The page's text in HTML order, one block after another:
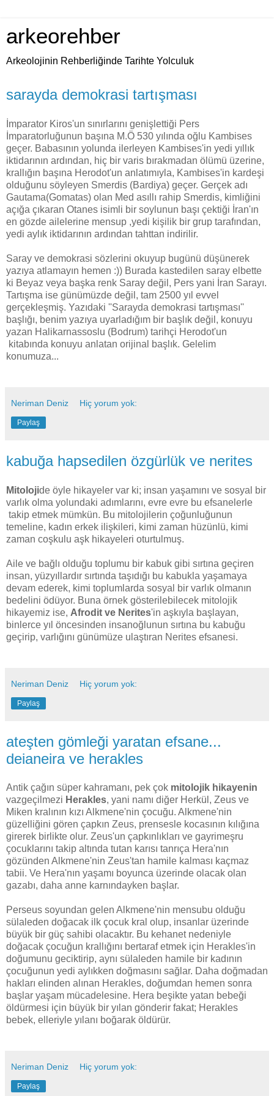
arkeorehber
Arkeolojinin Rehberliğinde Tarihte Yolculuk
sarayda demokrasi tartışması
İmparator Kiros'un sınırlarını genişlettiği Pers
İmparatorluğunun başına M.Ö 530 yılında oğlu Kambises
geçer. Babasının yolunda ilerleyen Kambises'in yedi yıllık
iktidarının ardından, hiç bir varis bırakmadan ölümü üzerine,
krallığın başına Herodot'un anlatımıyla, Kambises'in kardeşi
olduğunu söyleyen Smerdis (Bardiya) geçer. Gerçek adı
Gautama(Gomatas) olan Med asıllı rahip Smerdis, kimliğini
açığa çıkaran Otanes isimli bir soylunun başı çektiği İran'ın
en gözde ailelerine mensup ,yedi kişilik bir grup tarafından,
yedi aylık iktidarının ardından tahttan indirilir.
Saray ve demokrasi sözlerini okuyup bugünü düşünerek
yazıya atlamayın hemen :)) Burada kastedilen saray elbette
ki Beyaz veya başka renk Saray değil, Pers yani İran Sarayı.
Tartışma ise günümüzde değil, tam 2500 yıl evvel
gerçekleşmiş. Yazıdaki ''Sarayda demokrasi tartışması''
başlığı, benim yazıya uyarladığım bir başlık değil, konuyu
yazan Halikarnassoslu (Bodrum) tarihçi Herodot'un
kitabında konuyu anlatan orijinal başlık. Gelelim
konumuza...
Neriman Deniz Hiç yorum yok:
Paylaş
kabuğa hapsedilen özgürlük ve nerites
Mitolojide öyle hikayeler var ki; insan yaşamını ve sosyal bir
varlık olma yolundaki adımlarını, evre evre bu efsanelerle
takip etmek mümkün. Bu mitolojilerin çoğunluğunun
temeline, kadın erkek ilişkileri, kimi zaman hüzünlü, kimi
zaman coşkulu aşk hikayeleri oturtulmuş.
Aile ve bağlı olduğu toplumu bir kabuk gibi sırtına geçiren
insan, yüzyıllardır sırtında taşıdığı bu kabukla yaşamaya
devam ederek, kimi toplumlarda sosyal bir varlık olmanın
bedelini ödüyor. Buna örnek gösterilebilecek mitolojik
hikayemiz ise, Afrodit ve Nerites'in aşkıyla başlayan,
binlerce yıl öncesinden insanoğlunun sırtına bu kabuğu
geçirip, varlığını günümüze ulaştıran Nerites efsanesi.
Neriman Deniz Hiç yorum yok:
Paylaş
ateşten gömleği yaratan efsane...
deianeira ve herakles
Antik çağın süper kahramanı, pek çok mitolojik hikayenin
vazgeçilmezi Herakles, yani namı diğer Herkül, Zeus ve
Miken kralının kızı Alkmene'nin çocuğu. Alkmene'nin
güzelliğini gören çapkın Zeus, prensesle kocasının kılığına
girerek birlikte olur. Zeus'un çapkınlıkları ve gayrimeşru
çocuklarını takip altında tutan karısı tanrıça Hera'nın
gözünden Alkmene'nin Zeus'tan hamile kalması kaçmaz
tabii. Ve Hera'nın yaşamı boyunca üzerinde olacak olan
gazabı, daha anne karnındayken başlar.
Perseus soyundan gelen Alkmene'nin mensubu olduğu
sülaleden doğacak ilk çocuk kral olup, insanlar üzerinde
büyük bir güç sahibi olacaktır. Bu kehanet nedeniyle
doğacak çocuğun krallığını bertaraf etmek için Herakles'in
doğumunu geciktirip, aynı sülaleden hamile bir kadının
çocuğunun yedi aylıkken doğmasını sağlar. Daha doğmadan
hakları elinden alınan Herakles, doğumdan hemen sonra
başlar yaşam mücadelesine. Hera beşikte yatan bebeği
öldürmesi için büyük bir yılan gönderir fakat; Herakles
bebek, elleriyle yılanı boğarak öldürür.
Neriman Deniz Hiç yorum yok:
Paylaş